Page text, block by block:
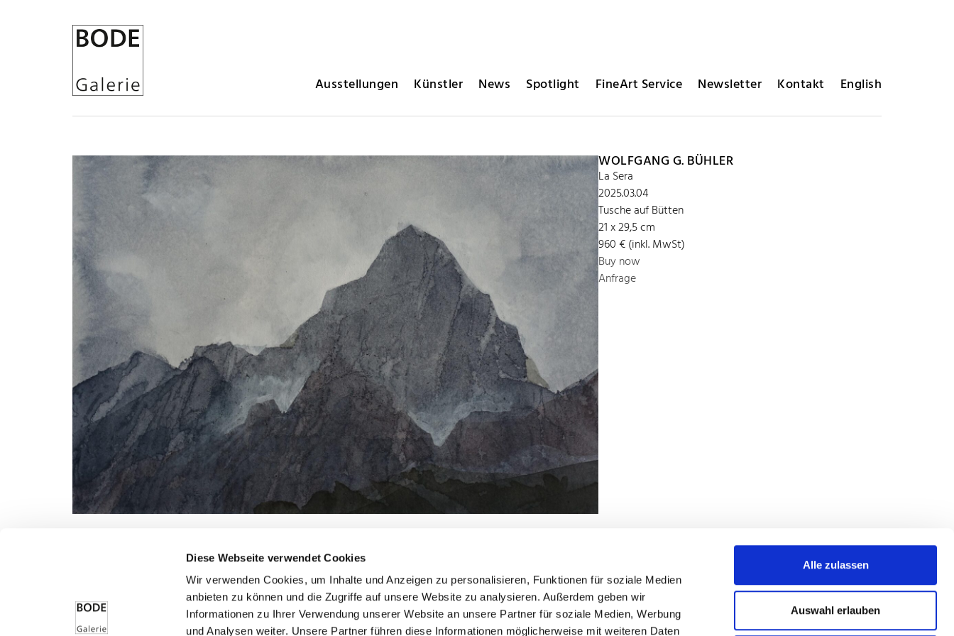
Diese Webseite verwendet Cookies
Wir verwenden Cookies, um Inhalte und Anzeigen zu personalisieren, Funktionen für soziale Medien
anbieten zu können und die Zugriffe auf unsere Website zu analysieren. Außerdem geben wir
Informationen zu Ihrer Verwendung unserer Website an unsere Partner für soziale Medien, Werbung
und Analysen weiter. Unsere Partner führen diese Informationen möglicherweise mit weiteren Daten
Alle zulassen
Auswahl erlauben
Ausstellungen Künstler News Spotlight FineArt Service Newsletter Kontakt English
WOLFGANG G. BÜHLER
La Sera
2025.03.04
Tusche auf Bütten
21 x 29,5 cm
960 € (inkl. MwSt)
Buy now
Anfrage
Der Preis beinhaltet ein Schrägschnitt-Passepartout in Museumsqualität in 40×50 cm, worauf die Arbeit freischwebend im Fenster montiert ist. Die